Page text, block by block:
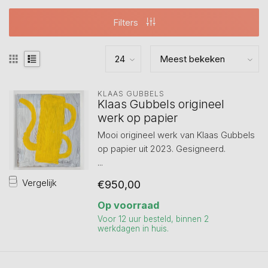
Filters
Vergelijk
KLAAS GUBBELS
Klaas Gubbels origineel
werk op papier
Mooi origineel werk van Klaas Gubbels
op papier uit 2023. Gesigneerd.
...
€950,00
Op voorraad
Voor 12 uur besteld, binnen 2
werkdagen in huis.